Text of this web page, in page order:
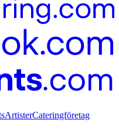
ArtisterCateringföretag